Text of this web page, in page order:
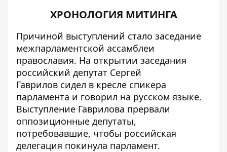
ХРОНОЛОГИЯ МИТИНГА
Причиной выступлений стало заседание
межпарламентской ассамблеи
православия. На открытии заседания
российский депутат Сергей
Гаврилов сидел в кресле спикера
парламента и говорил на русском языке.
Выступление Гаврилова прервали
оппозиционные депутаты,
потребовавшие, чтобы российская
делегация покинула парламент.